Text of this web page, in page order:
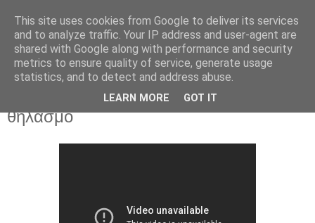
10 Ιουλ 2019
Ὁ Ἅγιος Παΐσιος γιὰ τὸν μητρικὸ
θηλασμὸ
This site uses cookies from Google to deliver its services
and to analyze traffic. Your IP address and user-agent are
shared with Google along with performance and security
metrics to ensure quality of service, generate usage
statistics, and to detect and address abuse.
LEARN MORE GOT IT